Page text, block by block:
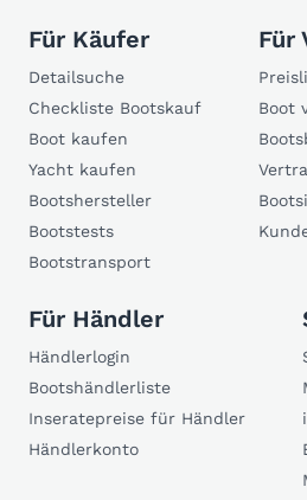
Für Käufer
Detailsuche
Checkliste Bootskauf
Boot kaufen
Yacht kaufen
Bootshersteller
Bootstests
Bootstransport
Für
Boot
Für Händler
Händlerlogin
Bootshändlerliste
Inseratepreise für Händler
Händlerkonto